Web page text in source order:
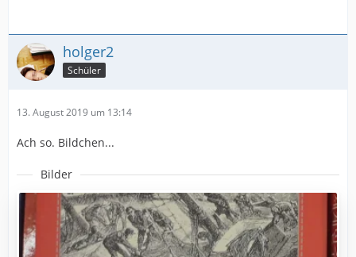
holger2
Schüler
13. August 2019 um 13:14
Ach so. Bildchen...
Bilder